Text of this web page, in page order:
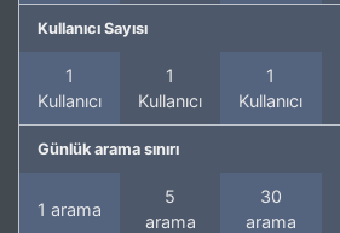
Kullanıcı Sayısı
1
Kullanıcı
1
Kullanıcı
1
Kullanıcı
Günlük arama sınırı
1 arama
5
arama
30
arama